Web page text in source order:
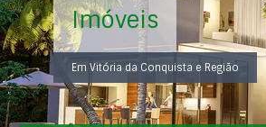
Imóveis
Em Vitória da Conquista e Região